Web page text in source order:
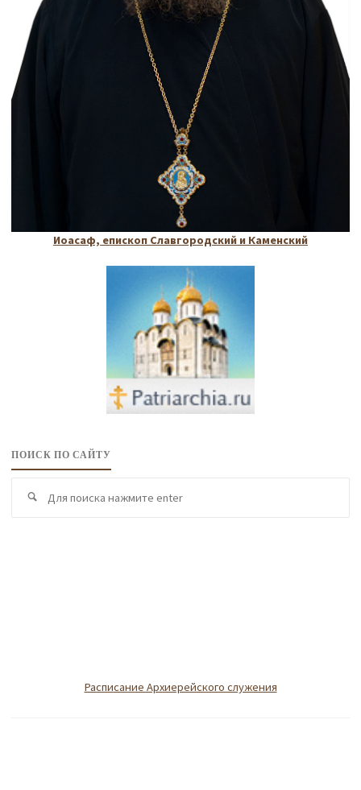
Иоасаф, епископ Славгородский и Каменский
ПОИСК ПО САЙТУ
Поиск
Расписание Архиерейского служения